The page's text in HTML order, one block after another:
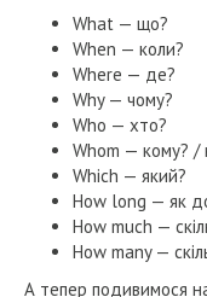
What — що?
When — коли?
Where — де?
Why — чому?
Who — хто?
Whom — кому? /
Which — який?
How long — як
How much —
How many —
А тепер подивимося